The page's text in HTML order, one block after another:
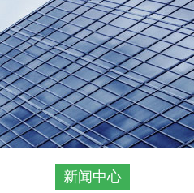
新闻中心